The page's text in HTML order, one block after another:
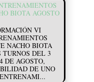
BIOTA AGOSTO
VI
NACHO BIOTA
TURNOS DEL 3
DE AGOSTO,
DE UNO